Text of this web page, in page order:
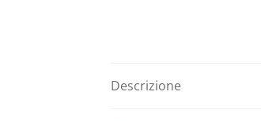
Descrizione